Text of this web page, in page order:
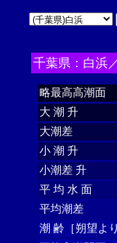
千葉県：白浜
略最高高潮面
大 潮 升
大潮差
小 潮 升
小潮差 升
平 均 水 面
平均潮差
潮 齢［朔望よ